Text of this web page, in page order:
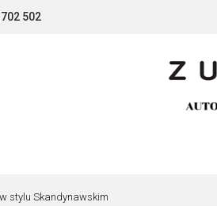
502
stylu Skandynawskim